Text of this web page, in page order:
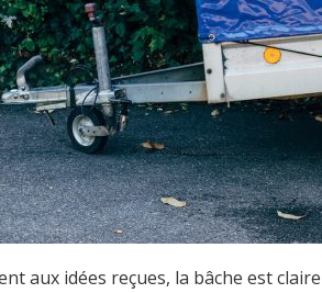
aux idées reçues, la bâche est